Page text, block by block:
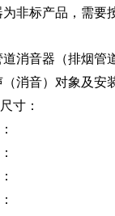
非标产品，需要
消音器（排烟管
（消音）对象及安
寸：